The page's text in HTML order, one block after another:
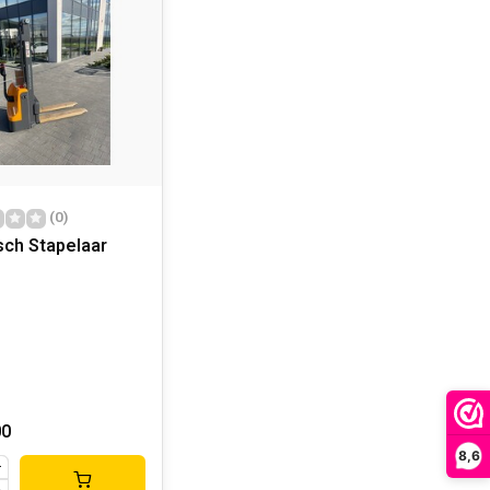
8,6
(0)
Stapelaar